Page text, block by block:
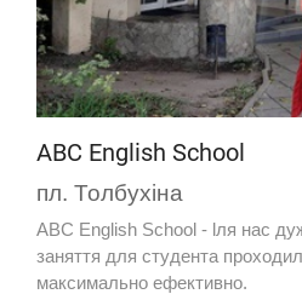
ABC English School
пл. Толбухіна
ABC English School - lля нас
заняття для студента
максимально ефективно.